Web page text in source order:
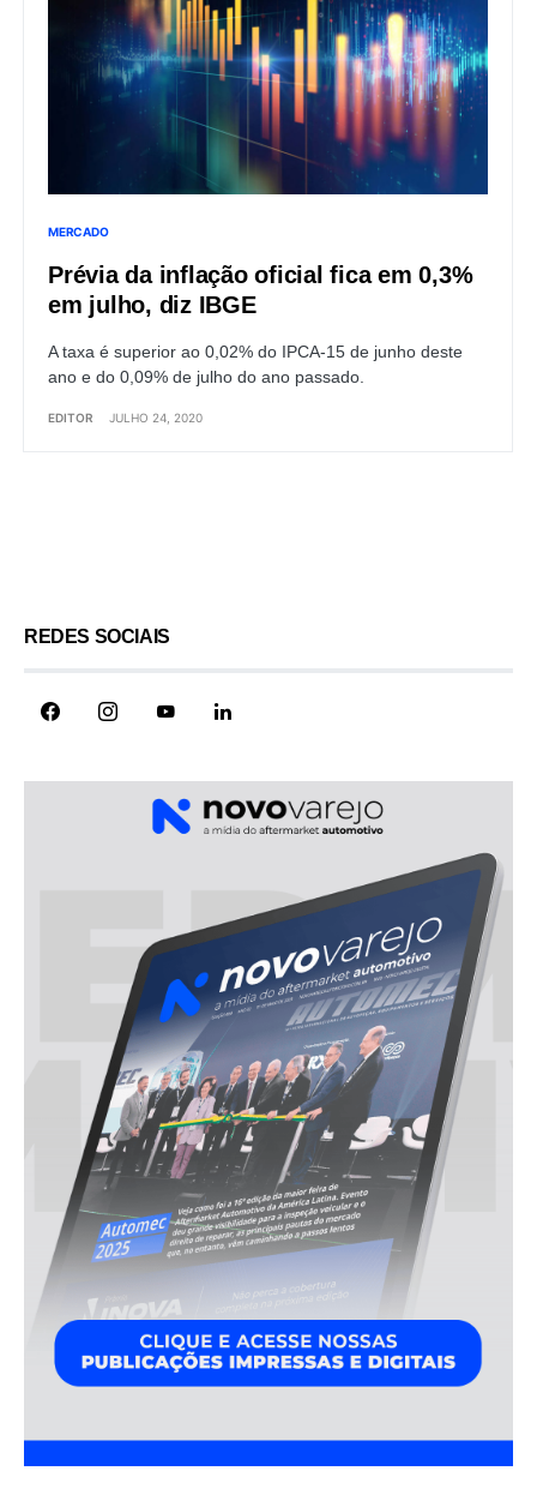
MERCADO
Prévia da inflação oficial fica em 0,3%
em julho, diz IBGE
A taxa é superior ao 0,02% do IPCA-15 de junho deste
ano e do 0,09% de julho do ano passado.
EDITOR JULHO 24, 2020
REDES SOCIAIS